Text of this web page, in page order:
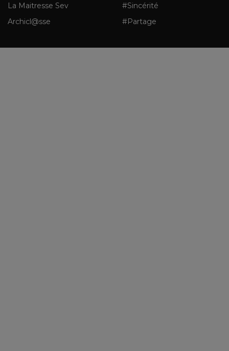
La Maitresse Sev
Archicl@sse
#Sincérité
#Partage